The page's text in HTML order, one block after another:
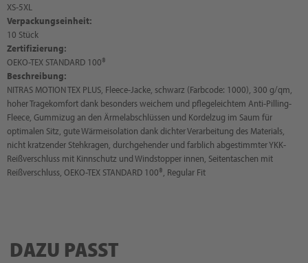
XS-5XL
Verpackungseinheit:
10 Stück
Zertifizierung:
OEKO-TEX STANDARD 100®
Beschreibung:
NITRAS MOTION TEX PLUS, Fleece-Jacke, schwarz (Farbcode: 1000), 300 g/qm,
hoher Tragekomfort dank besonders weichem und pflegeleichtem Anti-Pilling-
Fleece, Gummizug an den Ärmelabschlüssen und Kordelzug im Saum für
optimalen Sitz, gute Wärmeisolation dank dichter Verarbeitung des Materials,
nicht kratzender Stehkragen, durchgehender und farblich abgestimmter YKK-
Reißverschluss mit Kinnschutz und Windstopper innen, Seitentaschen mit
Reißverschluss, OEKO-TEX STANDARD 100®, Regular Fit
DAZU PASST